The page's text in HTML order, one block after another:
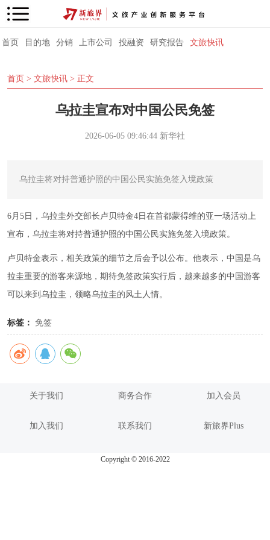
首页 目的地 分销 上市公司 投融资 研究报告 文旅快讯
首页 > 文旅快讯 > 正文
乌拉圭宣布对中国公民免签
2026-06-05 09:46:44 新华社
乌拉圭将对持普通护照的中国公民实施免签入境政策
6月5日，乌拉圭外交部长卢贝特金4日在首都蒙得维的亚一场活动上
宣布，乌拉圭将对持普通护照的中国公民实施免签入境政策。
卢贝特金表示，相关政策的细节之后会予以公布。他表示，中国是乌
拉圭重要的游客来源地，期待免签政策实行后，越来越多的中国游客
可以来到乌拉圭，领略乌拉圭的风土人情。
标签： 免签
关于我们
加入我们
商务合作
联系我们
加入会员
新旅界Plus
Copyright © 2016-2022